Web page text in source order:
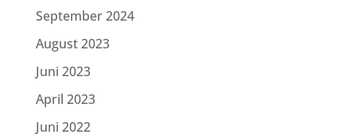
September 2024
August 2023
Juni 2023
April 2023
Juni 2022